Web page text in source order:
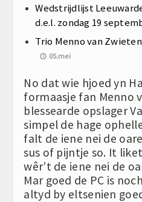
Wedstrijdlijst
d.e.l. zondag 19
Trio Menno van
05.mei
No dat wie hjoed yn
formaasje fan Menno
blessearde opslager
simpel de hage
falt de iene nei de
sus of pijntje so. It
wêr’t de iene nei de
Mar goed de PC is
altyd by eltsenien